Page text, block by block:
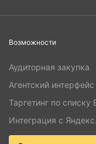
Возможности
Аудиторная закупка
Агентский интерфейс
Таргетинг по списку
Интеграция с